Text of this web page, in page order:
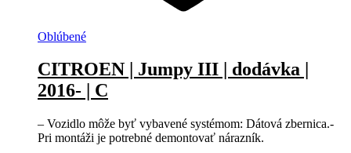
Oblúbené
CITROEN | Jumpy III | dodávka |
2016- | C
– Vozidlo môže byť vybavené systémom: Dátová zbernica.-
Pri montáži je potrebné demontovať nárazník.